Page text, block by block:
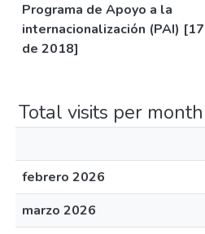
Programa de Apoyo a la
internacionalización (PAI)
de 2018]
Total visits per month
febrero 2026
marzo 2026